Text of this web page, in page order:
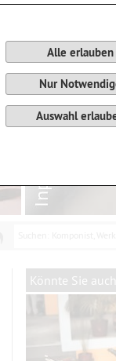
Könnte Sie
Alle erlauben
Nur
Auswahl